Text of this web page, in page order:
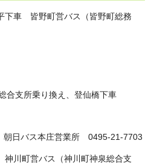
下車 皆野町営バス（皆野町総務
合支所乗り換え、登仙橋下車
日バス本庄営業所 0495-21-7703
町営バス（神川町神泉総合支